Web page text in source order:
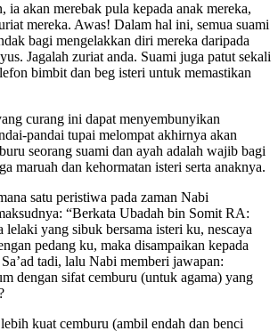
ia akan merebak pula kepada anak mereka,
mereka. Awas! Dalam hal ini, semua suami
bagi mengelakkan diri mereka daripada
Jagalah zuriat anda. Suami juga patut sekali
bimbit dan beg isteri untuk memastikan
curang ini dapat menyembunyikan
pandai tupai melompat akhirnya akan
seorang suami dan ayah adalah wajib bagi
maruah dan kehormatan isteri serta anaknya.
satu peristiwa pada zaman Nabi
“Berkata Ubadah bin Somit RA:
lelaki yang sibuk bersama isteri ku, nescaya
pedang ku, maka disampaikan kepada
tadi, lalu Nabi memberi jawapan:
dengan sifat cemburu (untuk agama) yang
kuat cemburu (ambil endah dan benci